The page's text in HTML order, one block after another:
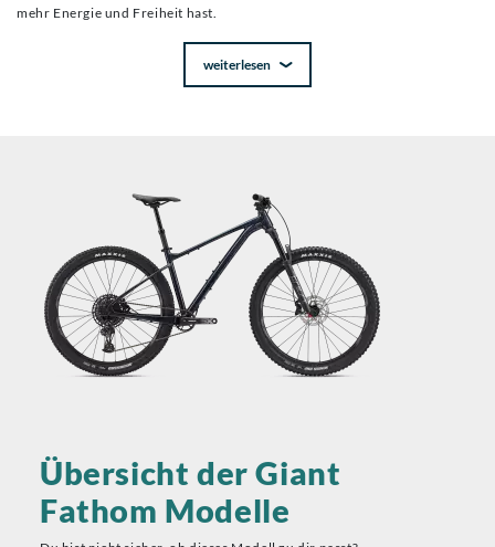
mehr Energie und Freiheit hast.
weiterlesen
Übersicht der Giant
Fathom Modelle